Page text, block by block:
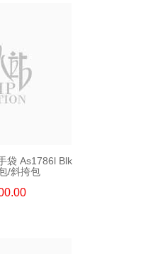
袋 As1786l Blk
/斜挎包